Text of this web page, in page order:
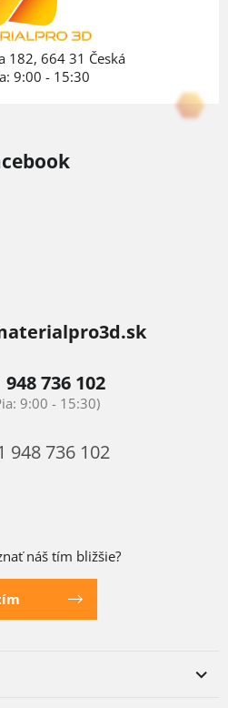
948 736 102
948 736 102
náš tím bližšie?
182, 664 31 Česká
9:00 - 15:30